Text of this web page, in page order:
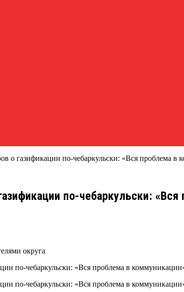
о газификации по-чебаркульски: «Вся проблема в
по-чебаркульски:
округа